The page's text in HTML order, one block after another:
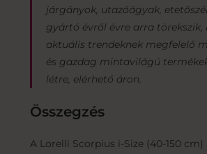
járgányok, utazóágyak,
gyártó évről évre arra törekszik,
aktuális trendeknek megfelelő
és gazdag mintavilágú
létre, elérhető áron.
Összegzés
A Lorelli Scorpius i-Size (40-150 cm)